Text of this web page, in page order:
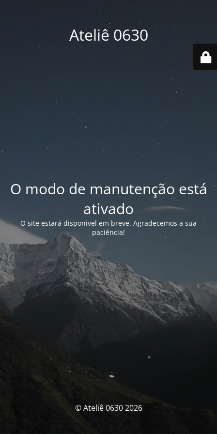
Ateliê 0630
O modo de manutenção está
ativado
O site estará disponivel em breve. Agradecemos a sua
paciência!
© Ateliê 0630 2026